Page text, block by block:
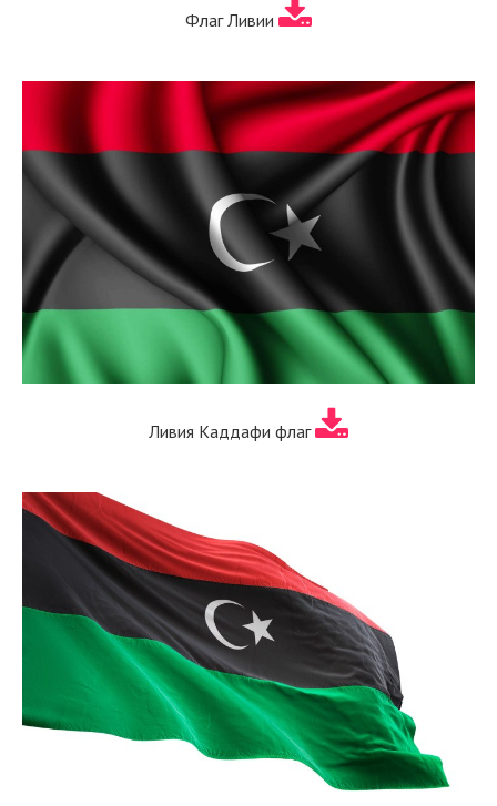
Флаг Ливии
Ливия Каддафи флаг